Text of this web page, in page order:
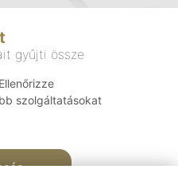
gyűjti össze
szolgáltatásokat